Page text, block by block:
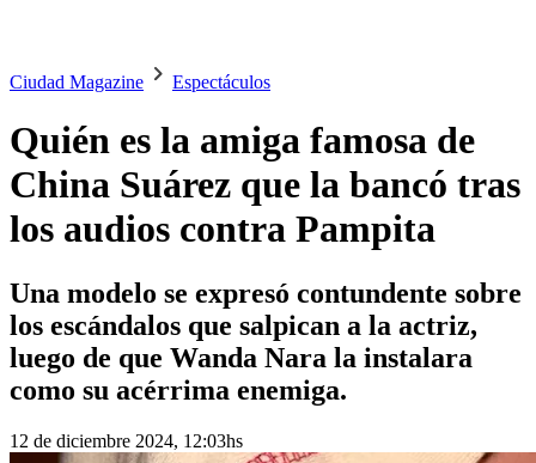
Ciudad Magazine Espectáculos
Quién es la amiga famosa de
China Suárez que la bancó tras
los audios contra Pampita
Una modelo se expresó contundente sobre
los escándalos que salpican a la actriz,
luego de que Wanda Nara la instalara
como su acérrima enemiga.
12 de diciembre 2024, 12:03hs